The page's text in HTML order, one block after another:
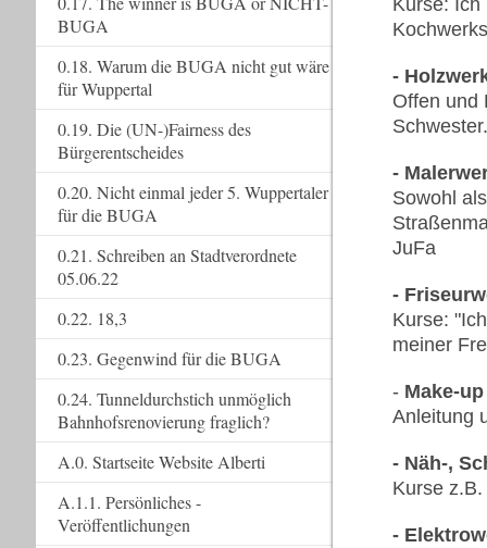
Kurse: Ich
-
Offen und
-
Sowohl
JuFa
-
Kurse:
meiner
- Make-
Anleitung
- Näh-,
Kurse
-
BUGA
0.18. Warum die BUGA nicht gut wäre
für Wuppertal
0.19. Die (UN-)Fairness des
Bürgerentscheides
0.20. Nicht einmal jeder 5. Wuppertaler
für die BUGA
0.21. Schreiben an Stadtverordnete
05.06.22
0.22. 18,3
0.23. Gegenwind für die BUGA
0.24. Tunneldurchstich unmöglich
Bahnhofsrenovierung fraglich?
A.0. Startseite Website Alberti
A.1.1. Persönliches -
Veröffentlichungen